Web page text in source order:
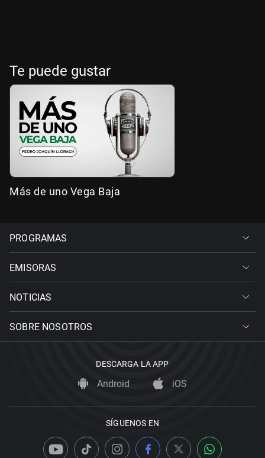
Te puede gustar
Más de uno Vega Baja
PROGRAMAS
EMISORAS
NOTICIAS
SOBRE NOSOTROS
DESCARGA LA APP
Android iOS
SÍGUENOS EN